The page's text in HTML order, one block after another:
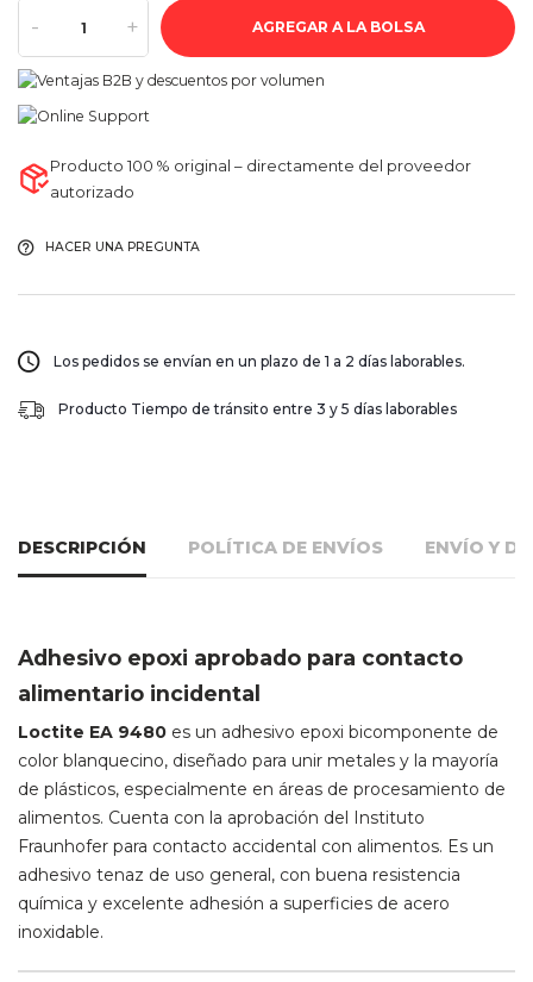
- + AGREGAR A LA BOLSA
Producto 100 % original – directamente del proveedor
autorizado
HACER UNA PREGUNTA
Los pedidos se envían en un plazo de 1 a 2 días laborables.
Producto Tiempo de tránsito entre 3 y 5 días laborables
DESCRIPCIÓN POLÍTICA DE ENVÍOS ENVÍO Y
Adhesivo epoxi aprobado para contacto
alimentario incidental
Loctite EA 9480 es un adhesivo epoxi bicomponente de
color blanquecino, diseñado para unir metales y la mayoría
de plásticos, especialmente en áreas de procesamiento de
alimentos. Cuenta con la aprobación del Instituto
Fraunhofer para contacto accidental con alimentos. Es un
adhesivo tenaz de uso general, con buena resistencia
química y excelente adhesión a superficies de acero
inoxidable.